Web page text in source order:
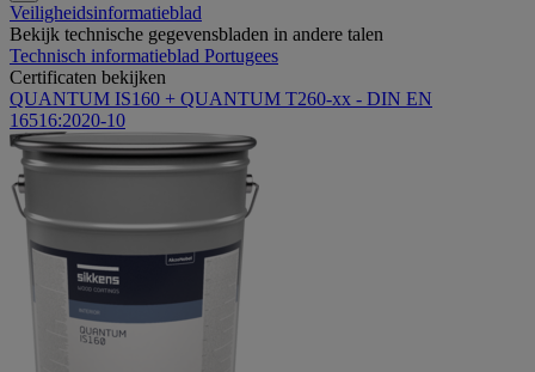
Veiligheidsinformatieblad
Bekijk technische gegevensbladen in andere talen
Technisch informatieblad Portugees
Certificaten bekijken
QUANTUM IS160 + QUANTUM T260-xx - DIN EN
16516:2020-10